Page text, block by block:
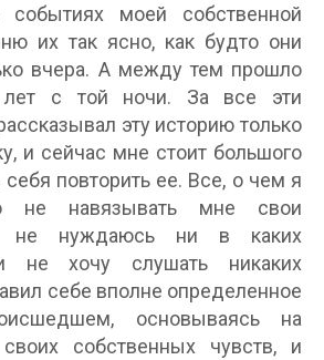
моей собственной
их так ясно, как будто они
вчера. А между тем прошло
с той ночи. За все эти
эту историю только
и сейчас мне стоит большого
себя повторить ее. Все, о чем я
не навязывать мне свои
не нуждаюсь ни в каких
не хочу слушать никаких
себе вполне определенное
основываясь на
своих собственных чувств, и